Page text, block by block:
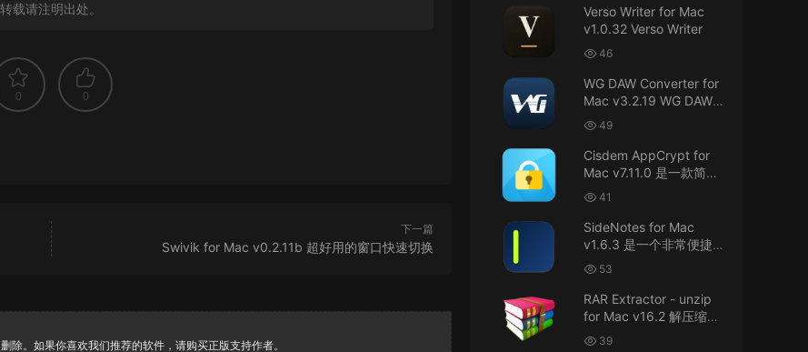
转载请注明出处。
0 0
下一篇
Swivik for Mac v0.2.11b 超好用的窗口快速切换
除。如果你喜欢我们推荐的软件，请购买正版支持作者。
u6525353742092371 • 2026-07-26
来源： DaVinci Resolve Studio 21 for Mac
v21.0.3 AIO 达芬奇世界顶级调色软件
janm999 • 2026-07-23
谢谢分享~
来源： AppleIGC.kext v1.8 黑苹果2.5G有线网卡
u9121732520675862 • 2026-07-22
可以重新发送夸克的资源吗，夸克的已经失
效了
Verso Writer for Mac
v1.0.32 Verso Writer
46
WG DAW Converter for
Mac v3.2.19 WG DAW转
换器
49
Cisdem AppCrypt for
Mac v7.11.0 是一款简单
好用的Mac应用加密软件
41
SideNotes for Mac
v1.6.3 是一个非常便捷的
笔记软件
53
RAR Extractor - unzip
for Mac v16.2 解压缩工
具 39